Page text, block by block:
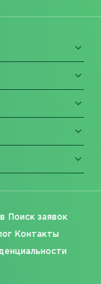
Поиск заявок
Контакты